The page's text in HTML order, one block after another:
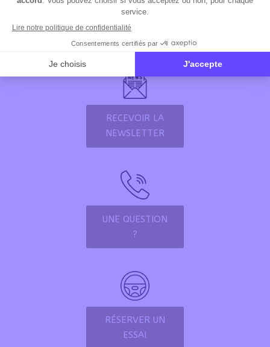
RECEVOIR LA
NEWSLETTER
UNE QUESTION
?
RÉSERVER UN
ESSAI